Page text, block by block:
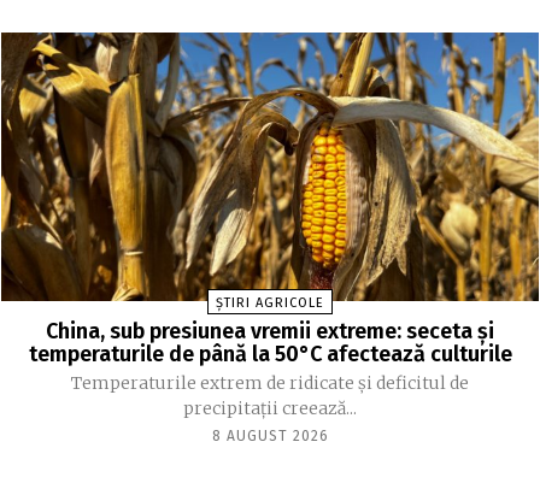
ȘTIRI AGRICOLE
China, sub presiunea vremii extreme: seceta și
temperaturile de până la 50°C afectează culturile
Temperaturile extrem de ridicate și deficitul de
precipitații creează...
8 AUGUST 2026